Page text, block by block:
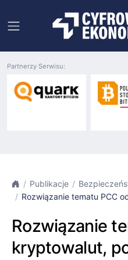
Partnerzy Serwisu:
Publikacje
Rozwiązanie tematu PCC
Rozwiązanie
kryptowalut,